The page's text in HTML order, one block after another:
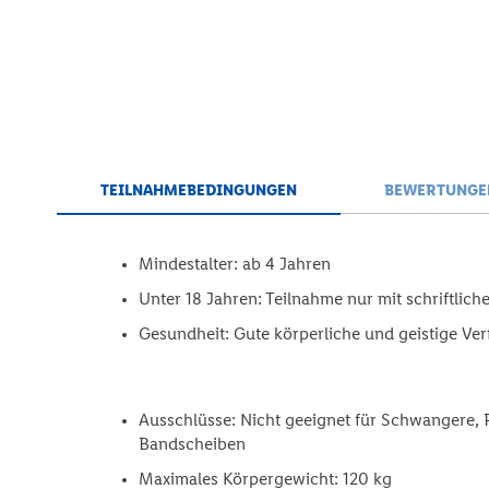
TEILNAHMEBEDINGUNGEN
Mindestalter: ab 4 Jahren
Unter 18 Jahren: Teilnahme nur mit
Gesundheit: Gute körperliche und geistige
Ausschlüsse: Nicht geeignet für
Bandscheiben
Maximales Körpergewicht: 120 kg